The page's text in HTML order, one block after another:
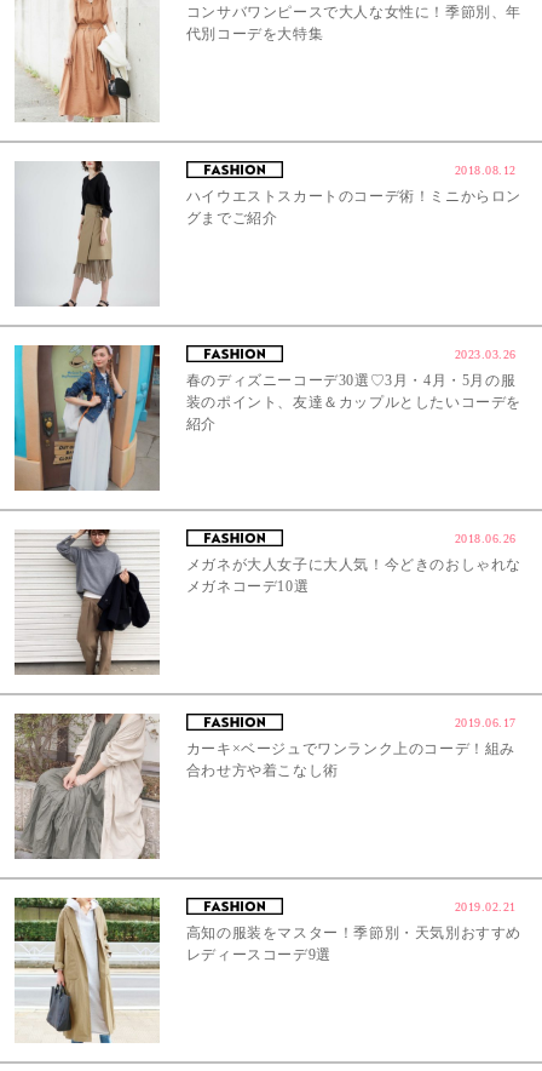
コンサバワンピースで大人な女性に！季節別、年
代別コーデを大特集
2018.08.12
ハイウエストスカートのコーデ術！ミニからロン
グまでご紹介
2023.03.26
春のディズニーコーデ30選♡3月・4月・5月の服
装のポイント、友達＆カップルとしたいコーデを
紹介
2018.06.26
メガネが大人女子に大人気！今どきのおしゃれな
メガネコーデ10選
2019.06.17
カーキ×ベージュでワンランク上のコーデ！組み
合わせ方や着こなし術
2019.02.21
高知の服装をマスター！季節別・天気別おすすめ
レディースコーデ9選